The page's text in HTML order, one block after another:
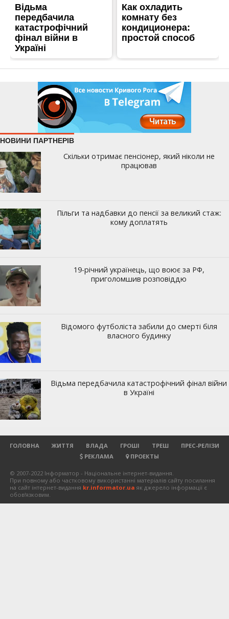
ГОЛОВНА ЖИТТЯ ВЛАДА ГРОШІ ТРЕШ
ПРЕС-РЕЛІЗИ
РЕКЛАМА
ПРОЕКТЫ
© 2007-2022 Інформатор - Національне інтернет-видання.
При повному або частковому використанні матеріалів сайту посилання
на сайт інтернет-видання kr.informator.ua як джерело інформації є
обов'язковим.